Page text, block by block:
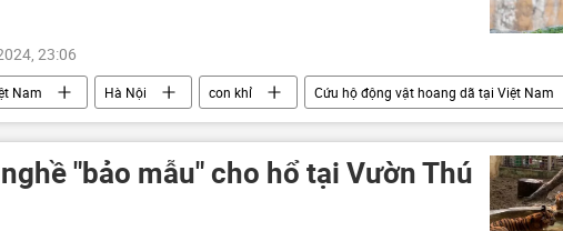
23:06
Nam Hà Nội con khỉ Cứu hộ động vật hoang dã tại Việt Nam
"bảo mẫu" cho hổ tại Vườn Thú